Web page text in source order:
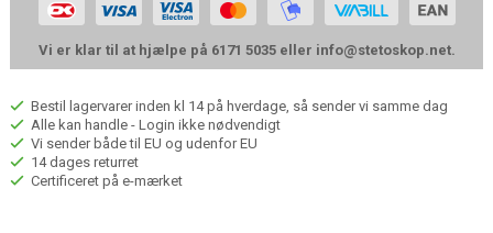
Vi er klar til at hjælpe på 6171 5035 eller info@stetoskop.net.
Bestil lagervarer inden kl 14 på hverdage, så sender vi samme dag
Alle kan handle - Login ikke nødvendigt
Vi sender både til EU og udenfor EU
14 dages returret
Certificeret på e-mærket